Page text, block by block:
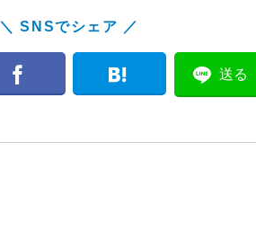
＼ SNSでシェア ／
送る